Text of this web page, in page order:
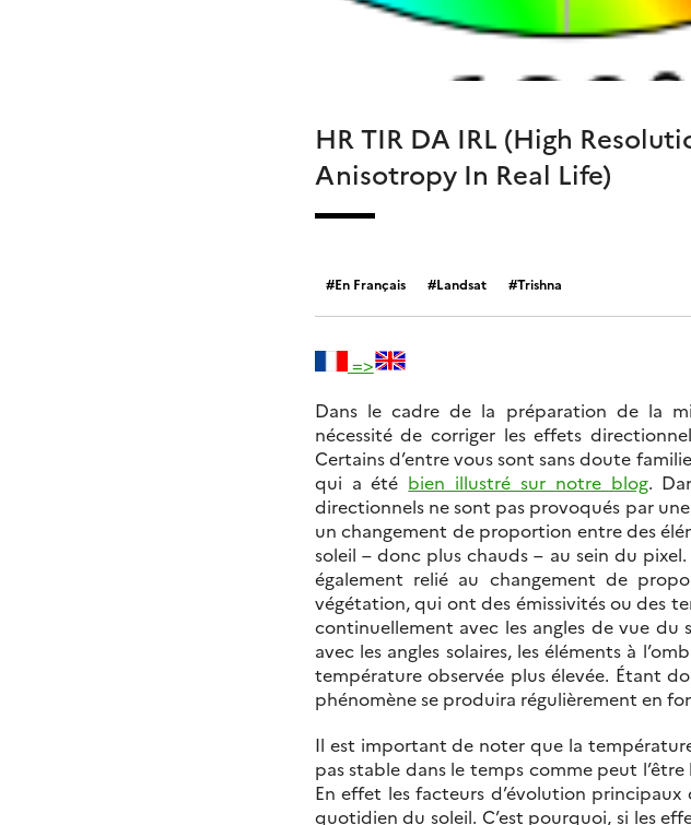
HR TIR DA IRL (High
Anisotropy In Real Life)
En Français Landsat Trishna
=>
Dans le cadre de la préparation de la
nécessité de corriger les effets
Certains d’entre vous sont sans doute
qui a été bien illustré sur notre blog.
directionnels ne sont pas provoqués par
un changement de proportion entre des
soleil – donc plus chauds – au sein du
également relié au changement de
végétation, qui ont des émissivités ou des
continuellement avec les angles de vue
avec les angles solaires, les éléments à
température observée plus élevée. Étant
phénomène se produira régulièrement en
Il est important de noter que la
pas stable dans le temps comme peut
En effet les facteurs d’évolution
quotidien du soleil. C’est pourquoi, si les